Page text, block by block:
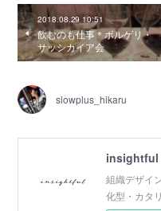
2018.08.29 10:51
飲むのも仕事＊ボルゲリ・
サッシカイア会
slowplus_hikaru
insightful
組織デザイ
化型・カタ